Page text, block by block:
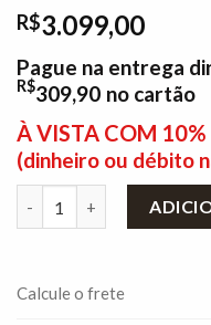
R$3.099,00
Pague na entrega
R$309,90 no cartão
À VISTA COM 10%
(dinheiro ou débito
Calcule o frete